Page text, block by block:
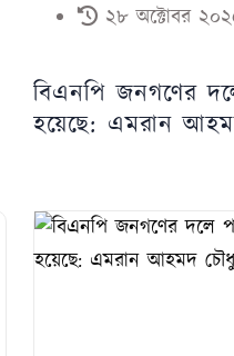
২৮ অক্টোবর
বিএনপি জনগণের
হয়েছে: এমরান